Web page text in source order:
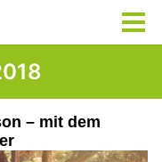
– mit dem